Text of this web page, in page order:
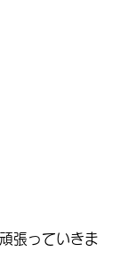
張っていきま